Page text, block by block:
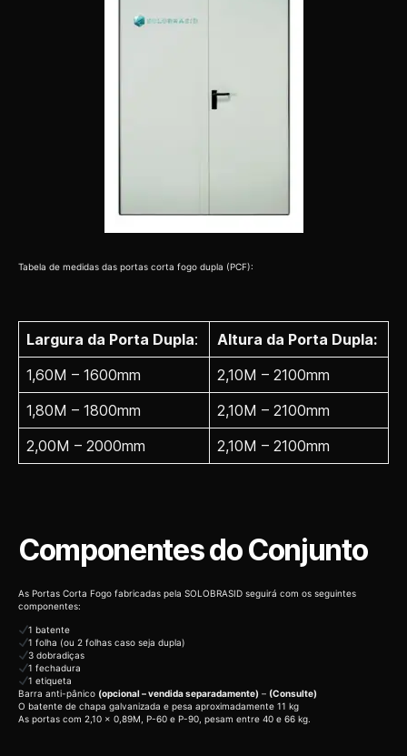
Tabela de medidas das portas corta fogo dupla (PCF):
Largura da Porta Dupla:
Altura da Porta Dupla:
1,60M – 1600mm
2,10M – 2100mm
1,80M – 1800mm
2,10M – 2100mm
2,00M – 2000mm
2,10M – 2100mm
Componentes do Conjunto
As Portas Corta Fogo fabricadas pela SOLOBRASID seguirá com os seguintes
componentes:
1 batente
1 folha (ou 2 folhas caso seja dupla)
3 dobradiças
1 fechadura
1 etiqueta
Barra anti-pânico (opcional – vendida separadamente) – (Consulte)
O batente de chapa galvanizada e pesa aproximadamente 11 kg
As portas com 2,10 x 0,89M, P-60 e P-90, pesam entre 40 e 66 kg.